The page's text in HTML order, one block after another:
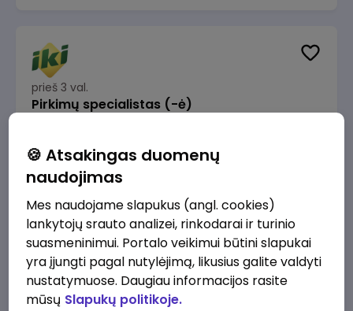
prieš 3 val.
Pirkimų specialistas (-ė)
1600 - 1900 €/mėn. Prieš mokesčius
prieš 3 val.
IT sprendimų architektas (-ė) (Vilnius, LT)
JSC Lithuanian Railways
🍪 Atsakingas duomenų
naudojimas
Mes naudojame slapukus (angl. cookies)
lankytojų srauto analizei, rinkodarai ir turinio
suasmeninimui. Portalo veikimui būtini slapukai
yra įjungti pagal nutylėjimą, likusius galite valdyti
nustatymuose. Daugiau informacijos rasite
mūsų Slapukų politikoje.